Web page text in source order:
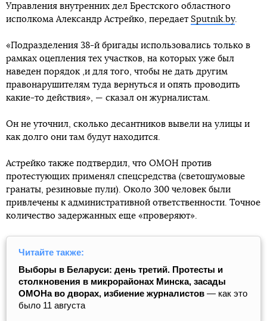
Управления внутренних дел Брестского областного
исполкома Александр Астрейко, передает Sputnik.by.
«Подразделения 38-й бригады использовались только в
рамках оцепления тех участков, на которых уже был
наведен порядок ,и для того, чтобы не дать другим
правонарушителям туда вернуться и опять проводить
какие-то действия», — сказал он журналистам.
Он не уточнил, сколько десантников вывели на улицы и
как долго они там будут находится.
Астрейко также подтвердил, что ОМОН против
протестующих применял спецсредства (светошумовые
гранаты, резиновые пули). Около 300 человек были
привлечены к административной ответственности. Точное
количество задержанных еще «проверяют».
Читайте также:
Выборы в Беларуси: день третий. Протесты и
столкновения в микрорайонах Минска, засады
ОМОНа во дворах, избиение журналистов — как это
было 11 августа